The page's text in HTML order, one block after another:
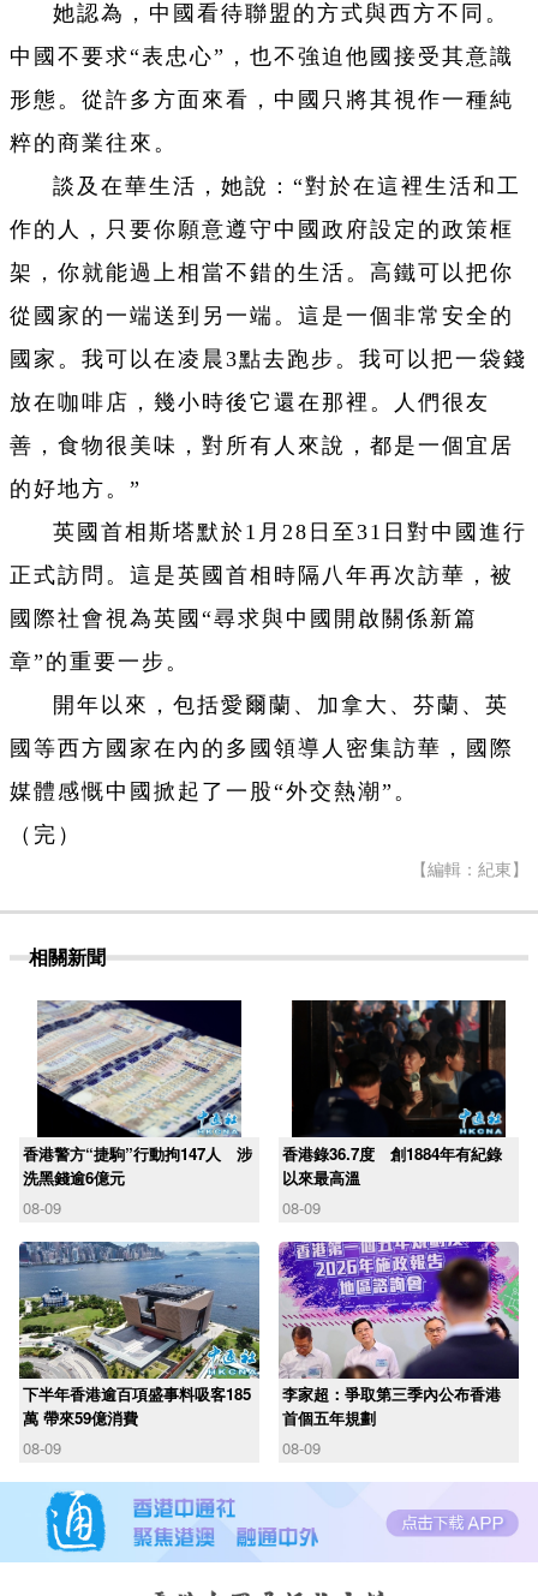
她認為，中國看待聯盟的方式與西方不同。
中國不要求“表忠心”，也不強迫他國接受其意識
形態。從許多方面來看，中國只將其視作一種純
粹的商業往來。
談及在華生活，她說：“對於在這裡生活和工
作的人，只要你願意遵守中國政府設定的政策框
架，你就能過上相當不錯的生活。高鐵可以把你
從國家的一端送到另一端。這是一個非常安全的
國家。我可以在凌晨3點去跑步。我可以把一袋錢
放在咖啡店，幾小時後它還在那裡。人們很友
善，食物很美味，對所有人來說，都是一個宜居
的好地方。”
英國首相斯塔默於1月28日至31日對中國進行
正式訪問。這是英國首相時隔八年再次訪華，被
國際社會視為英國“尋求與中國開啟關係新篇
章”的重要一步。
開年以來，包括愛爾蘭、加拿大、芬蘭、英
國等西方國家在內的多國領導人密集訪華，國際
媒體感慨中國掀起了一股“外交熱潮”。
（完）
【編輯：紀東】
相關新聞
香港警方“捷駒”行動拘147人 涉
洗黑錢逾6億元
08-09
香港錄36.7度 創1884年有紀錄
以來最高溫
08-09
下半年香港逾百項盛事料吸客185
萬 帶來59億消費
08-09
李家超：爭取第三季內公布香港
首個五年規劃
08-09